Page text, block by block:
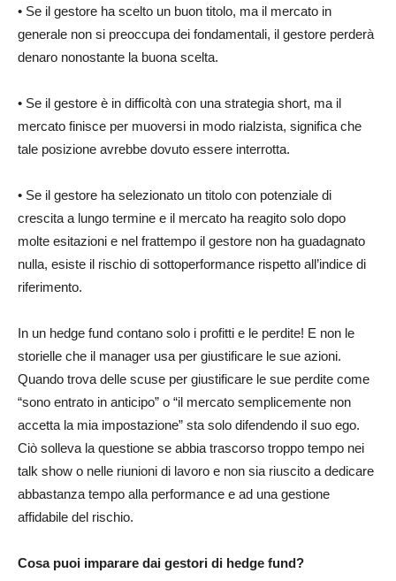
• Se il gestore ha scelto un buon titolo, ma il mercato in
generale non si preoccupa dei fondamentali, il gestore perderà
denaro nonostante la buona scelta.
• Se il gestore è in difficoltà con una strategia short, ma il
mercato finisce per muoversi in modo rialzista, significa che
tale posizione avrebbe dovuto essere interrotta.
• Se il gestore ha selezionato un titolo con potenziale di
crescita a lungo termine e il mercato ha reagito solo dopo
molte esitazioni e nel frattempo il gestore non ha guadagnato
nulla, esiste il rischio di sottoperformance rispetto all’indice di
riferimento.
In un hedge fund contano solo i profitti e le perdite! E non le
storielle che il manager usa per giustificare le sue azioni.
Quando trova delle scuse per giustificare le sue perdite come
“sono entrato in anticipo” o “il mercato semplicemente non
accetta la mia impostazione” sta solo difendendo il suo ego.
Ciò solleva la questione se abbia trascorso troppo tempo nei
talk show o nelle riunioni di lavoro e non sia riuscito a dedicare
abbastanza tempo alla performance e ad una gestione
affidabile del rischio.
Cosa puoi imparare dai gestori di hedge fund?